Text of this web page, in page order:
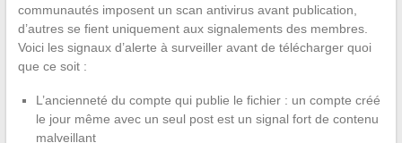
communautés imposent un scan antivirus avant publication,
d’autres se fient uniquement aux signalements des membres.
Voici les signaux d’alerte à surveiller avant de télécharger quoi
que ce soit :
L’ancienneté du compte qui publie le fichier : un compte créé
le jour même avec un seul post est un signal fort de contenu
malveillant